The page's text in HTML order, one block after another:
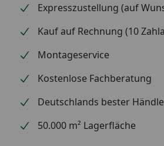
Expresszustellung (auf
Kauf auf Rechnung (10
Montageservice
Kostenlose Fachberatung
Deutschlands bester
50.000 m² Lagerfläche